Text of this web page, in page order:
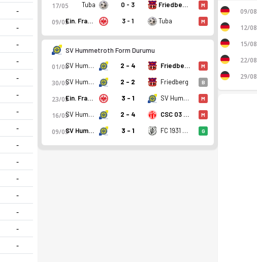
15. sırada, 0 puan. Kadro, fikstür ve canlı skor Ofsayt'ta.
-
-
-
-
-
-
-
-
-
-
-
-
-
-
-
17/05 Tuba 0 - 3 Friedberg M
09/05 Ein. Frankfurt II 3 - 1 Tuba M
SV Hummetroth Form Durumu
01/08 SV Hummetroth 2 - 4 Friedberg M
30/05 SV Hummetroth 2 - 2 Friedberg B
23/05 Ein. Frankfurt II 3 - 1 SV Hummetroth M
16/05 SV Hummetroth 2 - 4 CSC 03 Kassel M
09/05 SV Hummetroth 3 - 1 FC 1931 Eddersheim G
09/08
12/08
15/08
22/08
29/08